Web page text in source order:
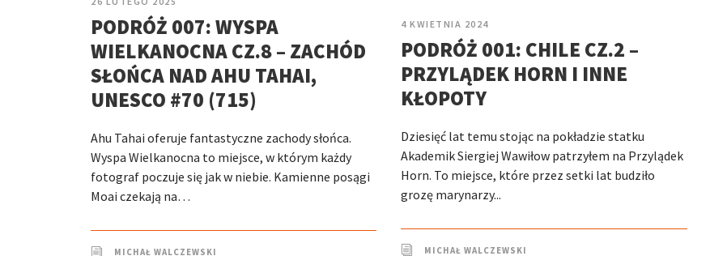
PODRÓŻ 007: WYSPA
WIELKANOCNA CZ.8 – ZACHÓD
SŁOŃCA NAD AHU TAHAI,
UNESCO #70 (715)
Ahu Tahai oferuje fantastyczne zachody słońca.
Wyspa Wielkanocna to miejsce, w którym każdy
fotograf poczuje się jak w niebie. Kamienne posągi
Moai czekają na…
MICHAŁ WALCZEWSKI
4 KWIETNIA 2024
PODRÓŻ 001: CHILE CZ.2 –
PRZYLĄDEK HORN I INNE
KŁOPOTY
Dziesięć lat temu stojąc na pokładzie statku
Akademik Siergiej Wawiłow patrzyłem na Przylądek
Horn. To miejsce, które przez setki lat budziło
grozę marynarzy...
MICHAŁ WALCZEWSKI